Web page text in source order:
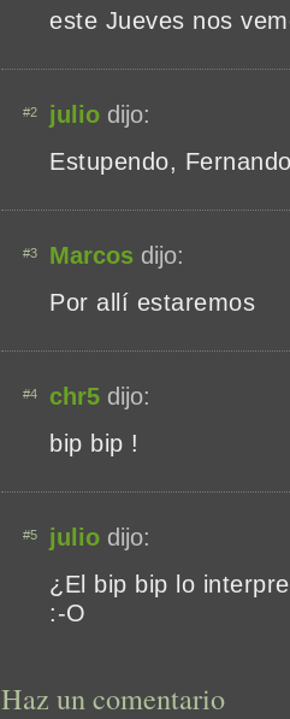
este Jueves nos
#2 julio dijo:
Estupendo,
#3 Marcos dijo:
Por allí estaremos
#4 chr5 dijo:
bip bip !
#5 julio dijo:
¿El bip bip lo
:-O
Haz un comentario